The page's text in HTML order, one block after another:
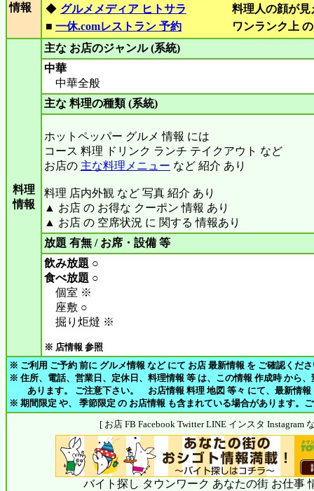
情報
◆ グルメメディア ヒトサラ
料理人の顔が
■ 一休.comレストラン 予約 ワンランク上
料理
情報
主な お店のジャンル (系統)
中華
中華全般
主な 料理の種類 (系統)
ホットペッパー グルメ 情報 には
コース 料理 ドリンク ランチ テイクアウト など
お店の 主な料理メニュー など 紹介 あり
料理 店内外観 など 写真 紹介 あり
▲ お店 の お得な クーポン 情報 あり
▲ お店 の 空席状況 に 関する 情報あり
放題 有無 / お席・設備 等
飲み放題 ○
食べ放題 ○
個室 ※
座敷 ○
掘り炬燵 ※
※ 店情報 参照
※ ご利用 ご予約 前に グルメ情報 など にて お店 最新情報 を ご確認くだ
※ 住所、電話、営業日、定休日、料理情報 等 は、この情報 作成時 から
あります。 ご注意下さい。 お店情報 料理 地図 等々 にて、最新情報
※ 期間限定 や、 季節限定 の お店情報 も含まれている場合があります。
[ お店 FB Facebook Twitter LINE インスタ Instagram
バイト探し タウンワーク あなたの街 お仕事